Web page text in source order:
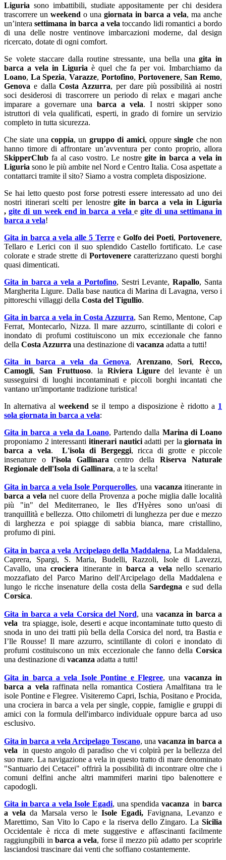
Liguria sono imbattibili, studiate appositamente per chi desidera
trascorrere un weekend o una giornata in barca a vela, ma anche
un’interasettimana in barca a vela toccando lidi romantici a bordo
di una delle nostre ventinove imbarcazioni moderne, dal design
ricercato, dotate di ogni comfort.
Se volete staccare dalla routine stressante, una bella unagita in
barca a vela in Liguria è quel che fa per voi. Imbarchiamo da
Loano, La Spezia,Varazze, Portofino, Portovenere,San Remo,
Genova e dallaCosta Azzurra, per dare più possibilità ai nostri
soci desiderosi di trascorrere un periodo di relax e magari anche
imparare a governare una barca a vela. I nostri skipper sono
istruttori di vela qualificati, esperti, in grado di fornire un servizio
completo in tutta sicurezza.
Che siate unacoppia, un gruppo di amici, oppuresingle che non
hanno timore di affrontare un’avventura per conto proprio, allora
SkipperClub fa al caso vostro. Le nostregite in barca a vela in
Liguria sono le più ambite nel Nord e Centro Italia. Cosa aspettate a
contattarci tramite il sito? Siamo a vostra completa disposizione.
Se hai letto questo post forse potresti essere interessato ad uno dei
nostri itinerari scelti per lenostregite in barca a vela in Liguria
,gite di un week end in barca a velaegite di una settimana in
barca a vela!
Gita in barca a vela alle 5 Terree Golfo dei Poeti,Portovenere,
Tellaro e Lerici con il suo splendido Castello fortificato. Le case
colorate e strade strette di Portovenerecaratterizzano questi borghi
quasi dimenticati.
Gita in barca a vela a Portofino, Sestri Levante,Rapallo, Santa
Margherita Ligure. Dalla base nautica di Marina di Lavagna, verso i
pittoreschi villaggi della Costa del Tigullio.
Gita in barca a vela in Costa Azzurra, San Remo, Mentone, Cap
Ferrat, Montecarlo, Nizza. Il mare azzurro, scintillante di colori e
inondato di profumi costituiscono un mix eccezionale che fanno
della Costa Azzurra una destinazione di vacanza adatta a tutti!
Gita in barca a vela da Genova, Arenzano,Sori,Recco,
Camogli, San Fruttuoso. la Riviera Ligure del levante è un
susseguirsi di luoghi incontaminati e piccoli borghi incantati che
vantano un'importante tradizione turistica!
In alternativa al weekend se il tempo a disposizione è ridotto a 1
sola giornata in barca a vela:
Gita in barca a vela da Loano, Partendo dalla Marina di Loano
proponiamo 2 interessanti itinerari nauticiadatti per lagiornata in
barca a vela.L'isola di Bergeggi, ricca di grotte e piccole
insenature o l’isola Gallinara centro dellaRiserva Naturale
Regionale dell'Isola di Gallinara, a te la scelta!
Gita in barca a vela Isole Porquerolles, una vacanza itinerante in
barca a vela nel cuore della Provenza a poche miglia dalle località
più "in" del Mediterraneo, le Iles d'Hyères sono un'oasi di
tranquillità e bellezza. Otto chilometri di lunghezza per due e mezzo
di larghezza e poi spiagge di sabbia bianca, mare cristallino,
profumo di pini.
Gita in barca a vela Arcipelago della Maddalena, La Maddalena,
Caprera, Spargi, S. Maria, Budelli, Razzoli, Isole di Lavezzi,
Cavallo, unacrociera itinerante inbarca a vela nello scenario
mozzafiato del Parco Marino dell'Arcipelago della Maddalena e
lungo le ricche insenature della costa della Sardegna e sud della
Corsica.
Gita in barca a vela Corsica del Nord, una vacanza in barca a
vela tra spiagge, isole, deserti e acque incontaminate tutto questo di
snoda in uno dei tratti più bella della Corsica del nord, tra Bastia e
I’lle Rousse! Il mare azzurro, scintillante di colori e inondato di
profumi costituiscono un mix eccezionale che fanno della Corsica
una destinazione di vacanza adatta a tutti!
Gita in barca a vela Isole Pontine e Flegree, una vacanza in
barca a vela raffinata nella romantica Costiera Amalfitana tra le
isole Pontine e Flegree. Visiteremo Capri, Ischia, Positano e Procida,
una crociera in barca a vela per single, coppie, famiglie e gruppi di
amici con la formula dell'imbarco individuale oppure barca ad uso
esclusivo.
Gita in barca a vela Arcipelago Toscano, una vacanza in barca a
vela in questo angolo di paradiso che vi colpirà per la bellezza del
suo mare. La navigazione a vela in questo tratto di mare denominato
"Santuario dei Cetacei" offrirà la possibilità di incontrare oltre che i
comuni delfini anche altri mammiferi marini tipo balenottere e
capodogli.
Gita in barca a vela Isole Egadi, una spendida vacanza in barca
a vela da Marsala verso le Isole Egadi, Favignana, Levanzo e
Marettimo, San Vito lo Capo e la riserva dello Zingaro. LaSicilia
Occidentale è ricca di mete suggestive e affascinanti facilmente
raggiungibili inbarca a vela, forse il mezzo più adatto per scoprirle
lasciandosi trascinare dai venti che soffiano costantemente.